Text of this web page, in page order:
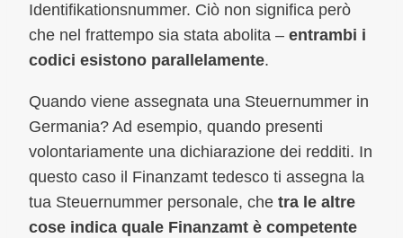
Identifikationsnummer. Ciò non significa però
che nel frattempo sia stata abolita – entrambi i
codici esistono parallelamente.
Quando viene assegnata una Steuernummer in
Germania? Ad esempio, quando presenti
volontariamente una dichiarazione dei redditi. In
questo caso il Finanzamt tedesco ti assegna la
tua Steuernummer personale, che tra le altre
cose indica quale Finanzamt è competente